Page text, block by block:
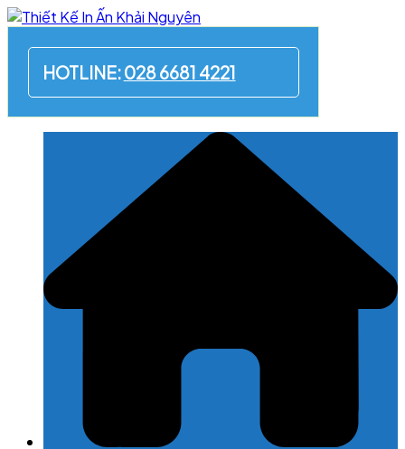
Skip
content
HOTLINE:028 6681 4221